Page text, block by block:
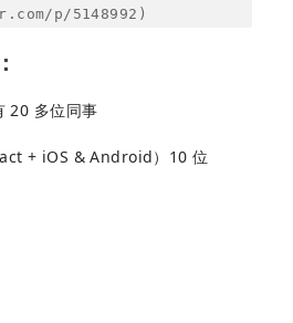
p/5148992)
20 多位同事
+ iOS & Android）10 位